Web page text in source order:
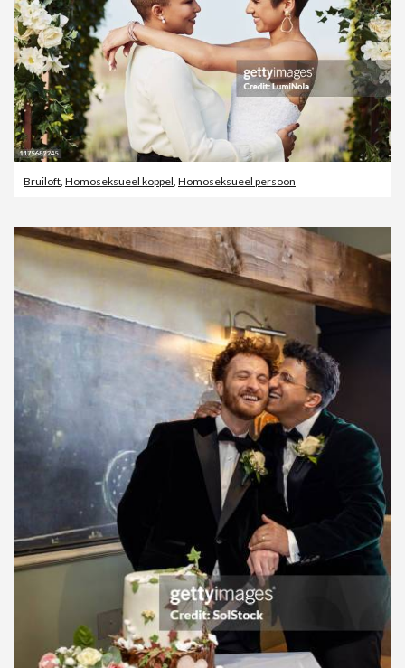
Bruiloft, Homoseksueel koppel, Homoseksueel persoon